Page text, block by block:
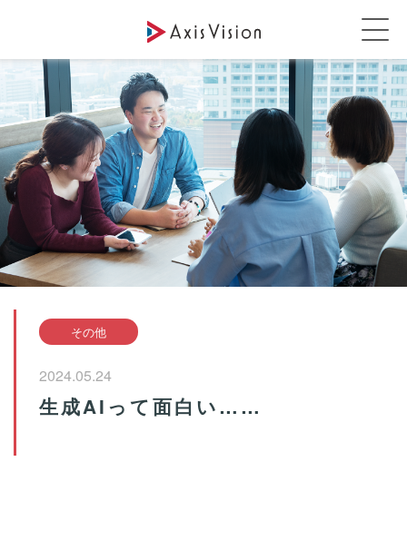
その他
2024.05.24
生成AIって面白い……